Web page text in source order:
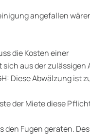
angefallen
die Kosten einer
aus der zulässigen
Diese Abwälzung ist
der Miete diese
Fugen geraten.